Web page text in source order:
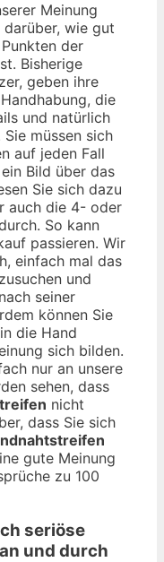
Meinung
wie gut
der
Bisherige
geben ihre
die
und natürlich
müssen sich
auf jeden Fall
Bild über das
Sie sich dazu
auch die 4- oder
So kann
passieren. Wir
einfach mal das
und
seiner
können Sie
die Hand
sich bilden.
nur an unsere
sehen, dass
nicht
dass Sie sich
gute Meinung
zu 100
seriöse
und durch